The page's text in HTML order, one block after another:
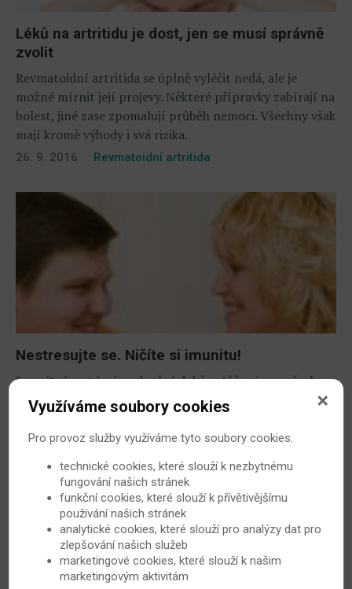
Léků na artritidu je dost, jen se musí správně
zvolit
Revmatoidní artritida se úplně vyléčit nedá, ale je
možné mírnit její projevy. Některé přípravky zabírají na
bolest, jiné zase zpomalují průběh nemoci. Všechny však
mají kromě výhody i svá rizika.
26. 9. 2016 Revmatoidní artritida
Nestresujte se. Ničíte si imunitu!
Imunitní systém je v dnešní době zatěžován ze všech
stran: znečistěným ovzduším, nekvalitním
stravováním, nedostatkem odpočinku, pohybu, a také
stresem. Psychika má totiž na imunitu velký vliv.
26. 9. 2009 Revmatoidní artritida
Využíváme soubory cookies
Pro provoz služby využíváme tyto soubory cookies:
technické cookies, které slouží k nezbytnému
fungování našich stránek
funkční cookies, které slouží k přívětivějšímu
používání našich stránek
analytické cookies, které slouží pro analýzy dat pro
zlepšování našich služeb
marketingové cookies, které slouží k našim
marketingovým aktivitám